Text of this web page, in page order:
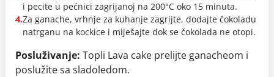
i pecite u pećnici zagrijanoj na 200°C oko 15 minuta.
4.Za ganache, vrhnje za kuhanje zagrijte, dodajte čokoladu
natrganu na kockice i miješajte dok se čokolada ne otopi.
Posluživanje: Topli Lava cake prelijte ganacheom i
poslužite sa sladoledom.